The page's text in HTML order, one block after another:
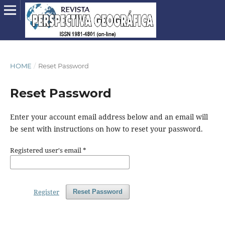
HOME / Reset Password
Reset Password
Enter your account email address below and an email will
be sent with instructions on how to reset your password.
Registered user's email*
Reset Password
Register